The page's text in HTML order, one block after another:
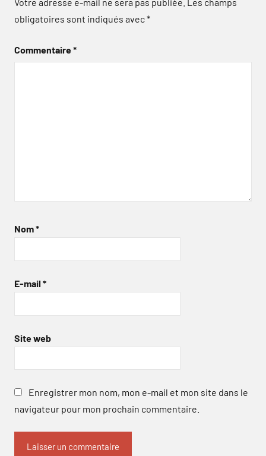
obligatoires sont indiqués avec*
Commentaire*
Nom*
E-mail *
Site web
Enregistrer mon nom, mon e-mail et mon site dans le
navigateur pour mon prochain commentaire.